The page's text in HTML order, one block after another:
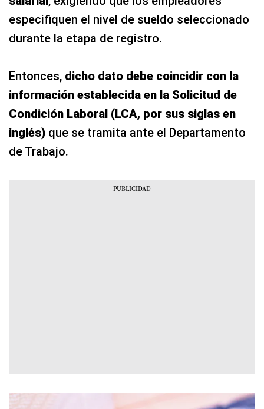
especifiquen el nivel de sueldo seleccionado
durante la etapa de registro.
Entonces, dicho dato debe coincidir con la
información establecida en la Solicitud de
Condición Laboral (LCA, por sus siglas en
inglés) que se tramita ante el Departamento
de Trabajo.